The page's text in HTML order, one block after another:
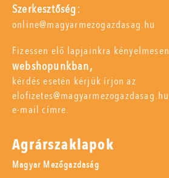
Szerkesztőség:
online@magyarmezogazdasag.hu
Fizessen elő lapjainkra kényelmesen
webshopunkban,
kérdés esetén kérjük írjon az
elofizetes@magyarmezogazdasag.hu
e-mail címre.
Agrárszaklapok
Magyar Mezőgazdaság